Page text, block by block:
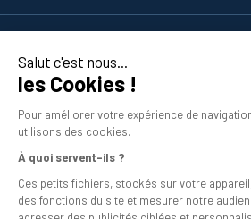
Salut c'est nous...
les Cookies !
Pour améliorer votre expérience de
utilisons des cookies.
À quoi servent-ils ?
Ces petits fichiers, stockés sur votre
des fonctions du site et mesurer notre
En savoir plus